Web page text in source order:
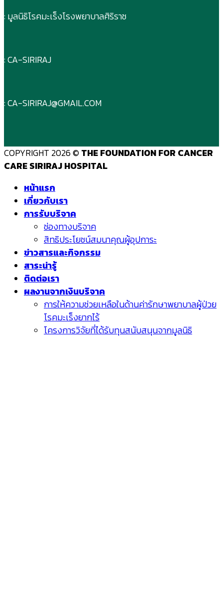
: มูลนิธิโรคมะเร็งโรงพยาบาลศิริราช
: CA-SIRIRAJ
: CA-SIRIRAJ@GMAIL.COM
COPYRIGHT 2026 © THE FOUNDATION FOR CANCER
CARE SIRIRAJ HOSPITAL
หน้าแรก
เกี่ยวกับเรา
การรับบริจาค
ช่องทางบริจาค
สิทธิประโยชน์สมนาคุณผู้อุปการะ
ข่าวสารและกิจกรรม
สาระน่ารู้
ติดต่อเรา
ผลงานจากเงินบริจาค
การให้ความช่วยเหลือในด้านค่ารักษาพยาบาลผู้ป่วย
โรคมะเร็งยากไร้
โครงการวิจัยที่ได้รับทุนสนับสนุนจากมูลนิธิ